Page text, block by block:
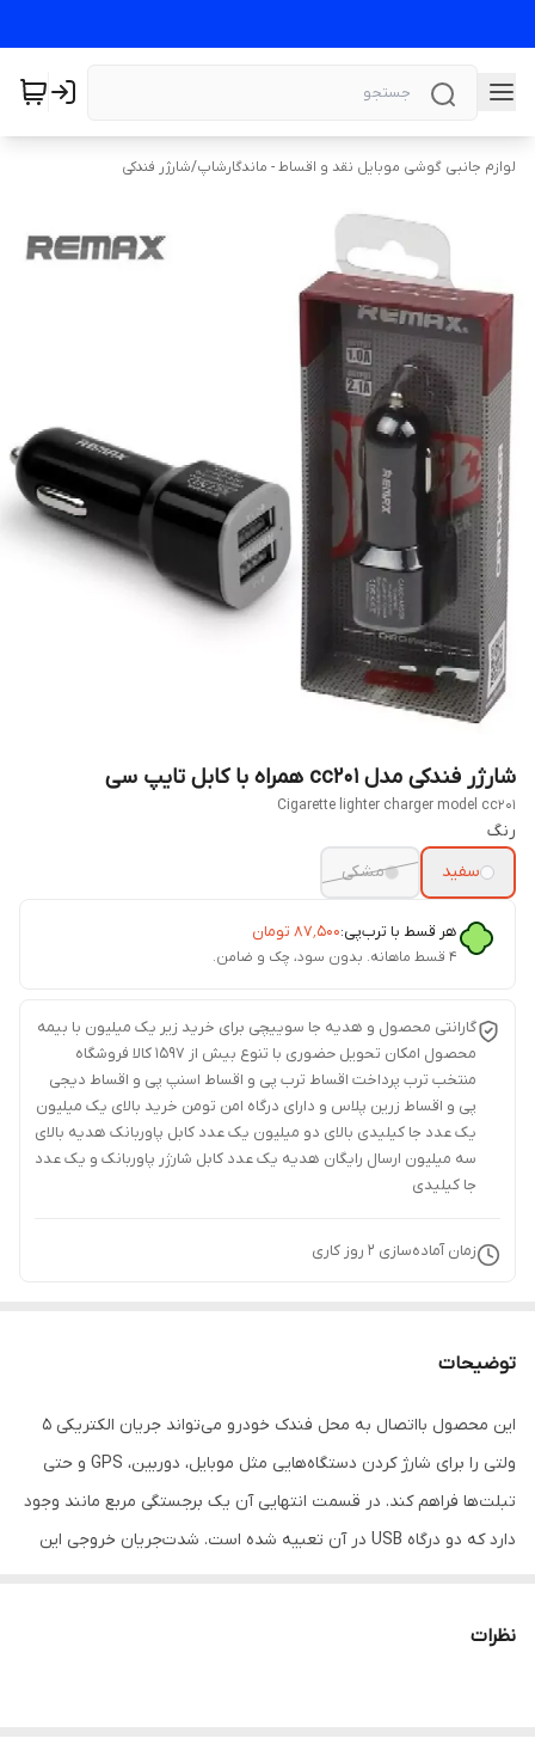
لوازم جانبی گوشی موبایل نقد و اقساط - ماندگارشاپ/شارژر فندکی
شارژر فندکی مدل cc201 همراه با کابل تایپ سی
Cigarette lighter charger model cc201
رنگ
سفید
مشکی
هر قسط با ترب‌پی:۸۷٬۵۰۰ تومان
۴ قسط ماهانه. بدون سود، چک و ضامن.
گارانتی محصول و هدیه جا سوییچی برای خرید زیر یک میلیون با بیمه
محصول امکان تحویل حضوری با تنوع بیش از 1597 کالا فروشگاه
منتخب ترب پرداخت اقساط ترب پی و اقساط اسنپ پی و اقساط دیجی
پی و اقساط زرین پلاس و دارای درگاه امن تومن خرید بالای یک میلیون
یک عدد جا کیلیدی بالای دو میلیون یک عدد کابل پاوربانک هدیه بالای
سه میلیون ارسال رایگان هدیه یک عدد کابل شارژر پاوربانک و یک عدد
جا کیلیدی
زمان آماده‌سازی 2 روز کاری
توضیحات
این محصول بااتصال به محل فندک خودرو می‌تواند جریان الکتریکی 5
ولتی را برای شارژ کردن دستگاه‌هایی مثل موبایل، دوربین، GPS و حتی
تبلت‌ها فراهم کند. در قسمت انتهایی آن یک برجستگی مربع مانند وجود
دارد که دو درگاه USB در آن تعبیه شده است. شدت‌جریان خروجی این
نظرات